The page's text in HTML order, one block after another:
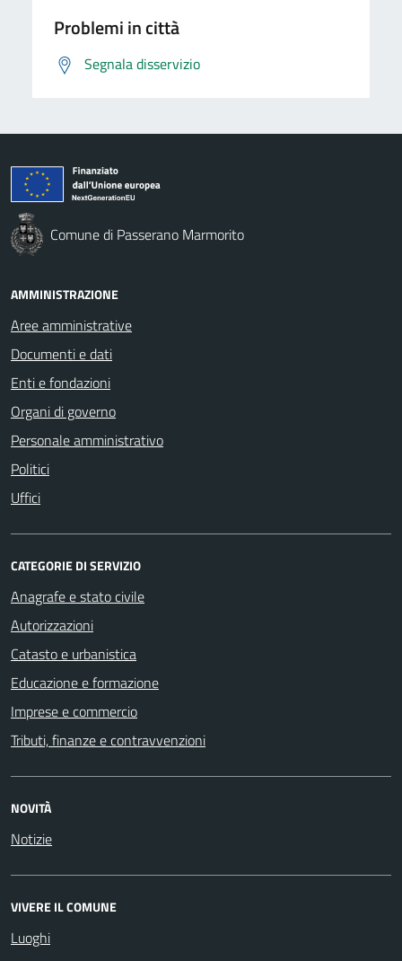
Problemi in città
Segnala disservizio
Comune di Passerano Marmorito
AMMINISTRAZIONE
Aree amministrative
Documenti e dati
Enti e fondazioni
Organi di governo
Personale amministrativo
Politici
Uffici
CATEGORIE DI SERVIZIO
Anagrafe e stato civile
Autorizzazioni
Catasto e urbanistica
Educazione e formazione
Imprese e commercio
Tributi, finanze e contravvenzioni
NOVITÀ
Notizie
VIVERE IL COMUNE
Luoghi